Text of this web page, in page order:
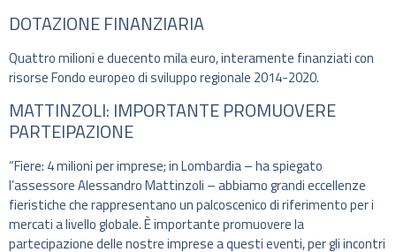
DOTAZIONE FINANZIARIA
Quattro milioni e duecento mila euro, interamente finanziati con
risorse Fondo europeo di sviluppo regionale 2014-2020.
MATTINZOLI: IMPORTANTE PROMUOVERE
PARTEIPAZIONE
“Fiere: 4 milioni per imprese; in Lombardia – ha spiegato
l’assessore Alessandro Mattinzoli – abbiamo grandi eccellenze
fieristiche che rappresentano un palcoscenico di riferimento per i
mercati a livello globale. È importante promuovere la
partecipazione delle nostre imprese a questi eventi, per gli incontri